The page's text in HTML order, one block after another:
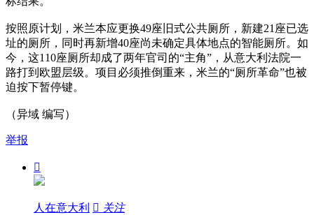
按照原计划，米兰本应更换49座旧式公共厕所，新建21座已选
址的厕所，同时再新增40座尚未确定具体地点的智能厕所。如
今，这110座厕所却成了两年官司的“主角”，从意大利法院一
路打到欧盟层级。项目必须推倒重来，米兰的“厕所革命”也被
迫按下暂停键。
（异域 编写）
举报

人在意大利  关注